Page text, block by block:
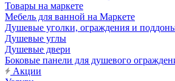
Товары на маркете
Мебель для ванной на Маркете
Душевые уголки, ограждения и
Душевые углы
Душевые двери
Боковые панели для душевого
Акции